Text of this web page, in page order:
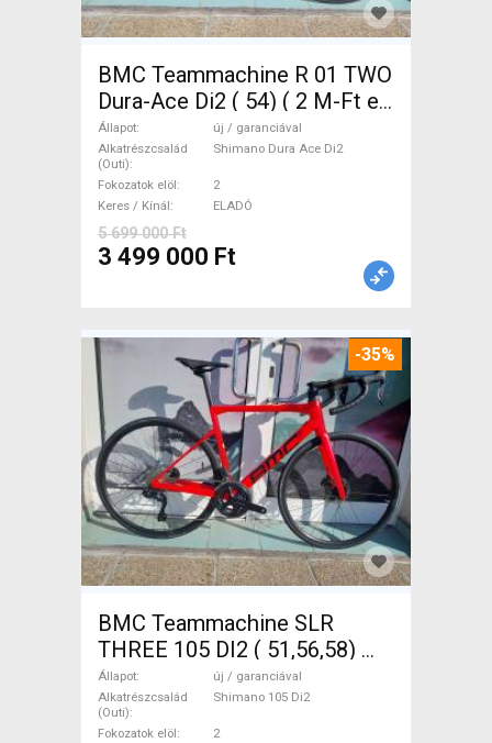
BMC Teammachine R 01 TWO
Dura-Ace Di2 ( 54) ( 2 M-Ft e
Országúti Shimano Dura Ace
Di2 tárcsafék új / garanciával
ELADÓ
Állapot
új / garanciával
Alkatrészcsalád
(Outi)
Shimano Dura Ace Di2
Fokozatok elöl
2
Keres / Kínál
ELADÓ
5 699 000 Ft
3 499 000 Ft
-35%
BMC Teammachine SLR
THREE 105 DI2 ( 51,56,58)
Országúti Shimano 105 Di2
tárcsafék új / garanciával
ELADÓ
Állapot
új / garanciával
Alkatrészcsalád
(Outi)
Shimano 105 Di2
Fokozatok elöl
2